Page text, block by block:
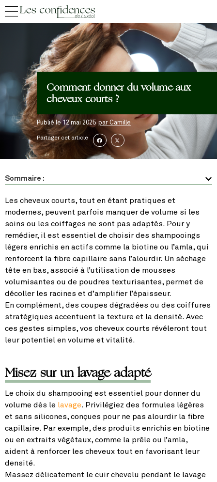
Comment donner du volume aux
cheveux courts ?
Publié le12 mai 2025 par Camille
Partager cet article
Sommaire :
Les cheveux courts, tout en étant pratiques et
modernes, peuvent parfois manquer de volume si les
soins ou les coiffages ne sont pas adaptés. Pour y
remédier, il est essentiel de choisir des shampooings
légers enrichis en actifs comme la biotine ou l’amla, qui
renforcent la fibre capillaire sans l’alourdir. Un séchage
tête en bas, associé à l’utilisation de mousses
volumisantes ou de poudres texturisantes, permet de
décoller les racines et d’amplifier l’épaisseur.
En complément, des coupes dégradées ou des coiffures
stratégiques accentuent la texture et la densité. Avec
ces gestes simples, vos cheveux courts révéleront tout
leur potentiel en volume et vitalité.
Misez sur un lavage adapté
Le choix du shampooing est essentiel pour donner du
volume dès le lavage. Privilégiez des formules légères
et sans silicones, conçues pour ne pas alourdir la fibre
capillaire. Par exemple, des produits enrichis en biotine
ou en extraits végétaux, comme la prêle ou l’amla,
aident à renforcer les cheveux tout en favorisant leur
densité.
Massez délicatement le cuir chevelu pendant le lavage